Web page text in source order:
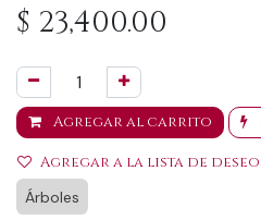
$ 23,400.00
Agregar al carrito
Agregar a la lista de
Árboles